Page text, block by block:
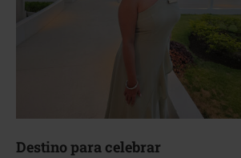
Destino para celebrar